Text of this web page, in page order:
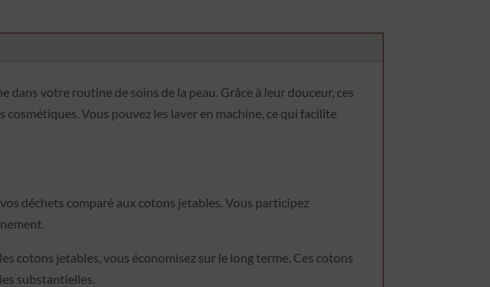
votre routine de soins de la peau. Grâce à leur douceur, ces
Vous pouvez les laver en machine, ce qui facilite
déchets comparé aux cotons jetables. Vous participez
cotons jetables, vous économisez sur le long terme. Ces cotons
substantielles.